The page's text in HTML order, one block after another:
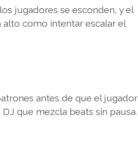
jugadores se esconden, y el
alto como intentar escalar el
antes de que el jugador
que mezcla beats sin pausa.